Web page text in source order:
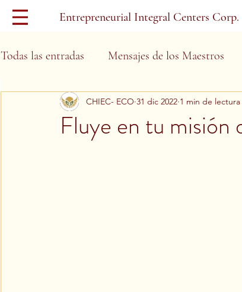
Entrepreneurial Integral Centers Corp.
Todas las entradas Mensajes de los Maestros
Días Festivos
Fluye en tu misión
CHIEC- ECO 31 dic 2022 1 min de lectura